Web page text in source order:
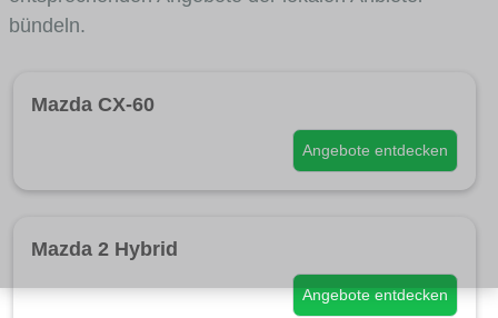
bündeln.
Mazda CX-60
Angebote entdecken
Mazda 2 Hybrid
Angebote entdecken